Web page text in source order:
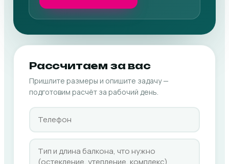
Рассчитаем за вас
Пришлите размеры и опишите задачу —
подготовим расчёт за рабочий день.